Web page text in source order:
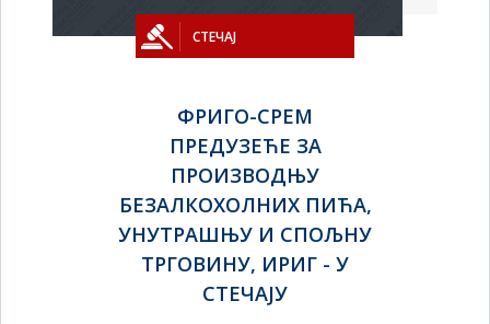
СТЕЧАЈ
ФРИГО-СРЕМ
ПРЕДУЗЕЋЕ ЗА
ПРОИЗВОДЊУ
БЕЗАЛКОХОЛНИХ ПИЋА,
УНУТРАШЊУ И СПОЉНУ
ТРГОВИНУ, ИРИГ - У
СТЕЧАЈУ